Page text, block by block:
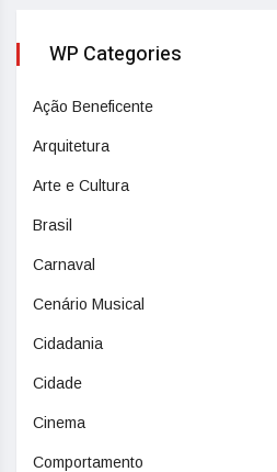
WP Categories
Ação Beneficente
Arquitetura
Arte e Cultura
Brasil
Carnaval
Cenário Musical
Cidadania
Cidade
Cinema
Comportamento